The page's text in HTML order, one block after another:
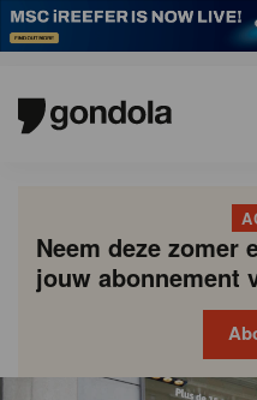
Neem deze zomer
jouw abonnement